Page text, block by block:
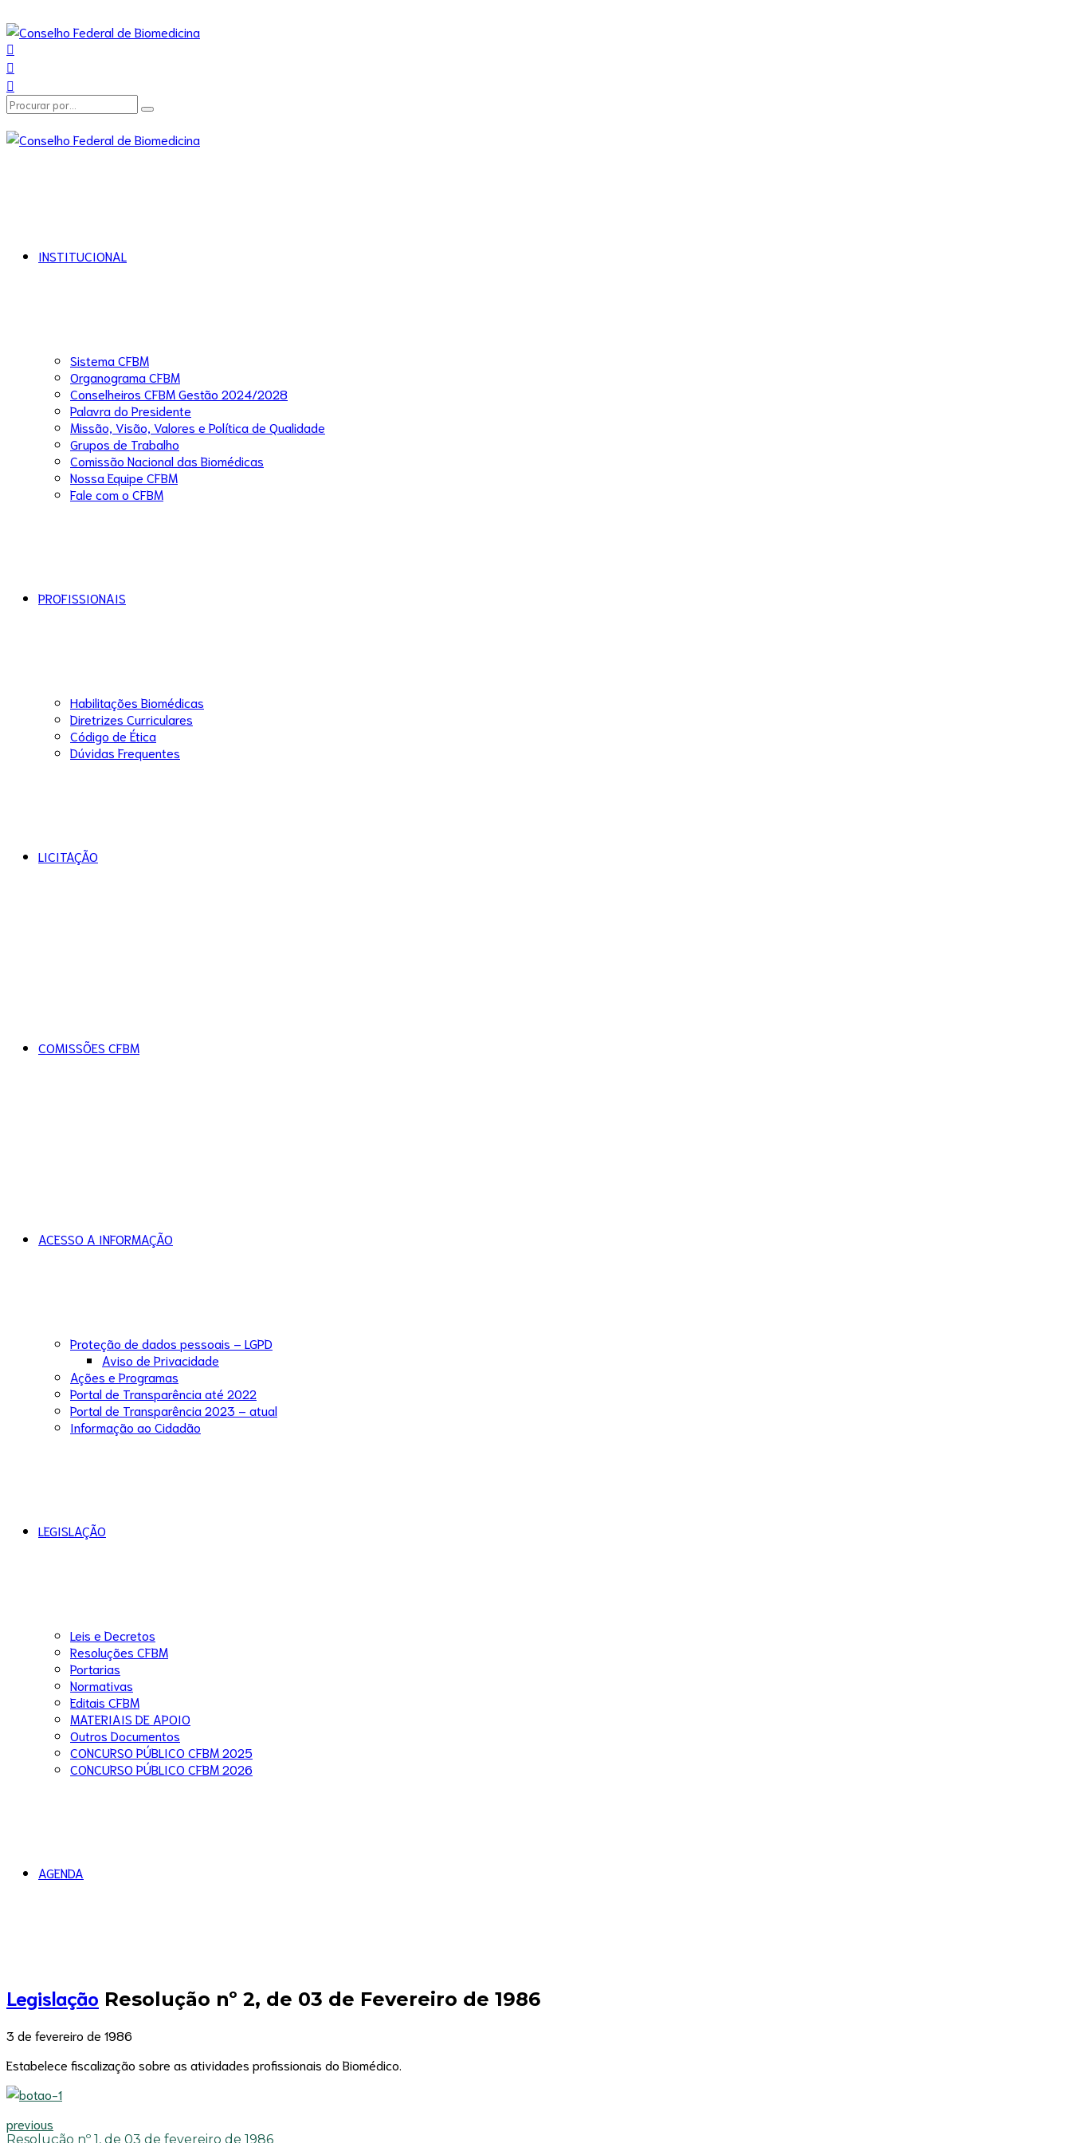
INSTITUCIONAL
Sistema CFBM
Organograma CFBM
Conselheiros CFBM Gestão 2024/2028
Palavra do Presidente
Missão, Visão, Valores e Política de Qualidade
Grupos de Trabalho
Comissão Nacional das Biomédicas
Nossa Equipe CFBM
Fale com o CFBM
PROFISSIONAIS
Habilitações Biomédicas
Diretrizes Curriculares
Código de Ética
Dúvidas Frequentes
LICITAÇÃO
COMISSÕES CFBM
ACESSO A INFORMAÇÃO
Proteção de dados pessoais – LGPD
Aviso de Privacidade
Ações e Programas
Portal de Transparência até 2022
Portal de Transparência 2023 – atual
Informação ao Cidadão
LEGISLAÇÃO
Leis e Decretos
Resoluções CFBM
Portarias
Normativas
Editais CFBM
MATERIAIS DE APOIO
Outros Documentos
CONCURSO PÚBLICO CFBM 2025
CONCURSO PÚBLICO CFBM 2026
AGENDA
Legislação Resolução nº 2, de 03 de Fevereiro de 1986
3 de fevereiro de 1986
Estabelece fiscalização sobre as atividades profissionais do Biomédico.
previous
Resolução nº 1, de 03 de fevereiro de 1986